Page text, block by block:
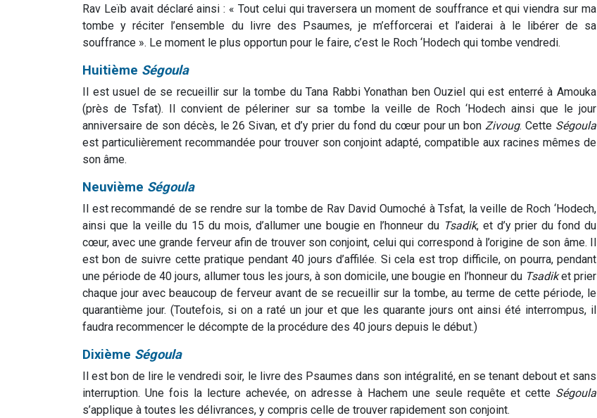
Rav Leïb avait déclaré ainsi : « Tout celui qui traversera un moment de souffrance et qui viendra sur ma
tombe y réciter l’ensemble du livre des Psaumes, je m’efforcerai et l’aiderai à le libérer de sa
souffrance ». Le moment le plus opportun pour le faire, c’est le Roch ‘Hodech qui tombe vendredi.
Huitième Ségoula
Il est usuel de se recueillir sur la tombe du Tana Rabbi Yonathan ben Ouziel qui est enterré à Amouka
(près de Tsfat). Il convient de péleriner sur sa tombe la veille de Roch ‘Hodech ainsi que le jour
anniversaire de son décès, le 26 Sivan, et d’y prier du fond du cœur pour un bon Zivoug. Cette Ségoula
est particulièrement recommandée pour trouver son conjoint adapté, compatible aux racines mêmes de
son âme.
Neuvième Ségoula
Il est recommandé de se rendre sur la tombe de Rav David Oumoché à Tsfat, la veille de Roch ‘Hodech,
ainsi que la veille du 15 du mois, d’allumer une bougie en l’honneur du Tsadik, et d’y prier du fond du
cœur, avec une grande ferveur afin de trouver son conjoint, celui qui correspond à l’origine de son âme. Il
est bon de suivre cette pratique pendant 40 jours d’affilée. Si cela est trop difficile, on pourra, pendant
une période de 40 jours, allumer tous les jours, à son domicile, une bougie en l’honneur du Tsadiket prier
chaque jour avec beaucoup de ferveur avant de se recueillir sur la tombe, au terme de cette période, le
quarantième jour. (Toutefois, si on a raté un jour et que les quarante jours ont ainsi été interrompus, il
faudra recommencer le décompte de la procédure des 40 jours depuis le début.)
Dixième Ségoula
Il est bon de lire le vendredi soir, le livre des Psaumes dans son intégralité, en se tenant debout et sans
interruption. Une fois la lecture achevée, on adresse à Hachem une seule requête et cette Ségoula
s’applique à toutes les délivrances, y compris celle de trouver rapidement son conjoint.